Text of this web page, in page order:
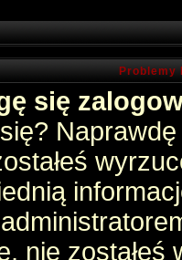
Problemy
się
nie